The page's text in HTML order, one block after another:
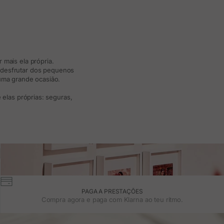
mais ela própria.
dos pequenos
grande ocasião.
próprias: seguras,
PAGA A PRESTAÇÕES
Compra agora e paga com Klarna ao teu ritmo.